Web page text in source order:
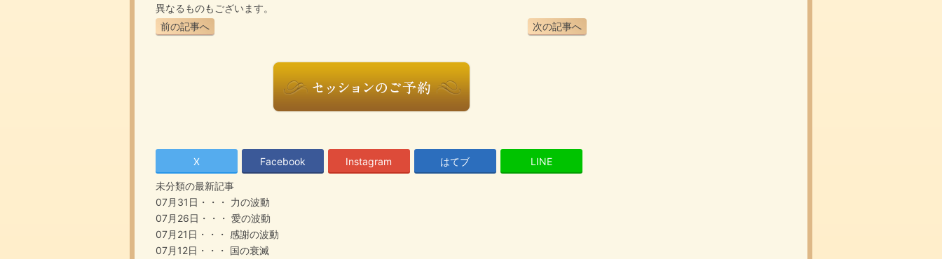
異なるものもございます。
次の記事へ
前の記事へ
X Facebook Instagram はてブ LINE
未分類の最新記事
07月31日・・・ 力の波動
07月26日・・・ 愛の波動
07月21日・・・ 感謝の波動
07月12日・・・ 国の衰滅